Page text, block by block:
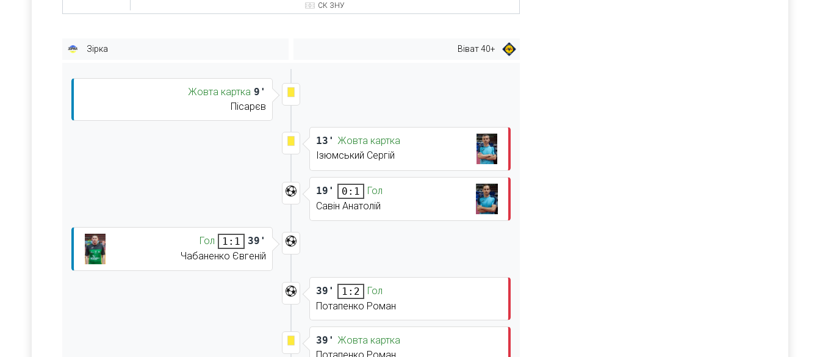
СК ЗНУ
Зірка Віват 40+
Жовта картка 9'
Пісарєв
13' Жовта картка
Ізюмський Сергій
19' 0:1
Гол
Савін Анатолій
Гол 1:1
39'
Чабаненко Євгеній
39' 1:2
Гол
Потапенко Роман
39' Жовта картка
Потапенко Роман